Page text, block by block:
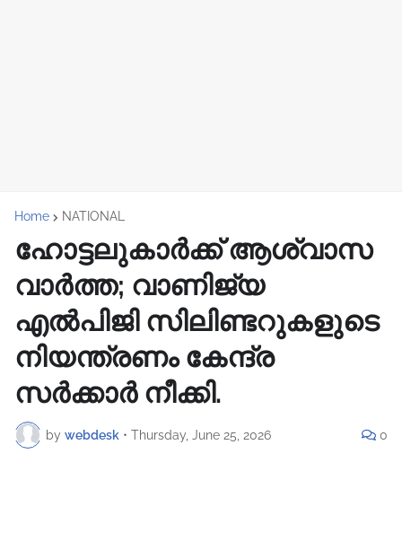
Home NATIONAL
ഹോട്ടലുകാർക്ക് ആശ്വാസ
വാർത്ത; വാണിജ്യ
എൽപിജി സിലിണ്ടറുകളുടെ
നിയന്ത്രണം കേന്ദ്ര
സർക്കാർ നീക്കി.
by webdesk • Thursday, June 25, 2026 0